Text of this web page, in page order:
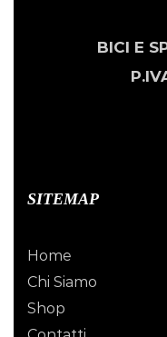
BICI E
SITEMAP
Home
Chi Siamo
Shop